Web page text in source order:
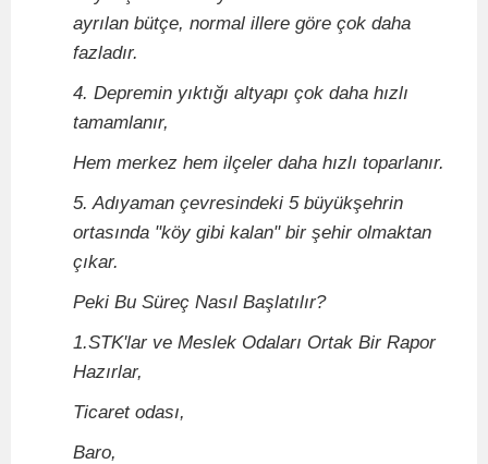
ayrılan bütçe, normal illere göre çok daha
fazladır.
4. Depremin yıktığı altyapı çok daha hızlı
tamamlanır,
Hem merkez hem ilçeler daha hızlı toparlanır.
5. Adıyaman çevresindeki 5 büyükşehrin
ortasında "köy gibi kalan" bir şehir olmaktan
çıkar.
Peki Bu Süreç Nasıl Başlatılır?
1.STK'lar ve Meslek Odaları Ortak Bir Rapor
Hazırlar,
Ticaret odası,
Baro,